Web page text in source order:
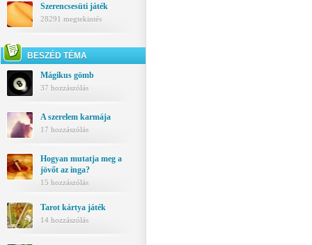
Szerencsesüti játék
28291 megtekintés
BESZÉD TÉMA
Mágikus gömb
37 hozzászólás
A szerelem karmája
17 hozzászólás
Hogyan mutatja meg a
jövőt az inga?
15 hozzászólás
Tarot kártya játék
14 hozzászólás